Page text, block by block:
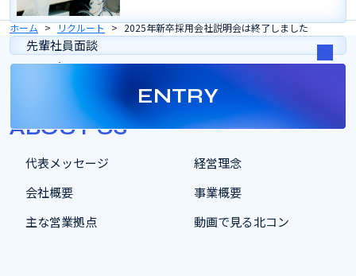
先輩社員面談
ENTRY
ホーム リクルート 2025年新卒採用会社説明会は終了しました
トップページ
ABOUT US
代表メッセージ
経営理念
会社概要
事業概要
主な営業拠点
動画で見る北コン